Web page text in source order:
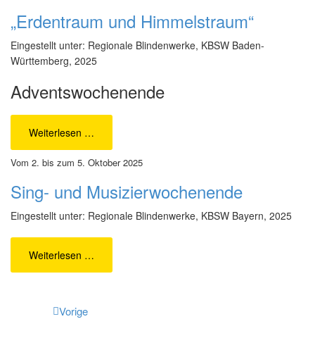
„Erdentraum und Himmelstraum“
Eingestellt unter: Regionale Blindenwerke, KBSW Baden-
Württemberg, 2025
Adventswochenende
Weiterlesen …
Vom 2. bis zum 5. Oktober 2025
Sing- und Musizierwochenende
Eingestellt unter: Regionale Blindenwerke, KBSW Bayern, 2025
Weiterlesen …
Vorige